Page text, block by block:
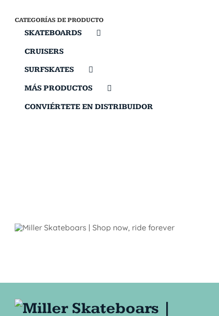
CATEGORÍAS DE PRODUCTO
SKATEBOARDS
CRUISERS
SURFSKATES
MÁS PRODUCTOS
CONVIÉRTETE EN DISTRIBUIDOR